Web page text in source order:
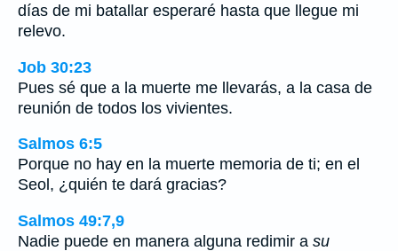
días de mi batallar esperaré hasta que llegue mi
relevo.
Job 30:23
Pues sé que a la muerte me llevarás, a la casa de
reunión de todos los vivientes.
Salmos 6:5
Porque no hay en la muerte memoria de ti; en el
Seol, ¿quién te dará gracias?
Salmos 49:7,9
Nadie puede en manera alguna redimir a su